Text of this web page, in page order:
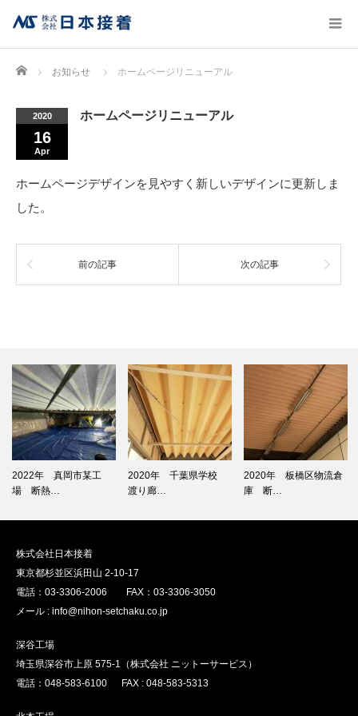
Home お知らせ ホームページリニューアル
2020
16
Apr
ホームページリニューアル
ホームページデザインを見やすく新しいデザインに更新しま
した。
前の記事 次の記事
2022年 真岡市某工
場 断熱…
2020年 千葉県学校
渡り廊…
2020年 板橋区物流倉
庫 断…
株式会社日本接着
東京都杉並区浜田山 2-10-17
電話：03-3306-2006 FAX：03-3306-3050
メール : info@nihon-setchaku.co.jp
深谷工場
埼玉県深谷市上原 575-1（株式会社 ニットーサービス）
電話：048-583-6100 FAX : 048-583-5313